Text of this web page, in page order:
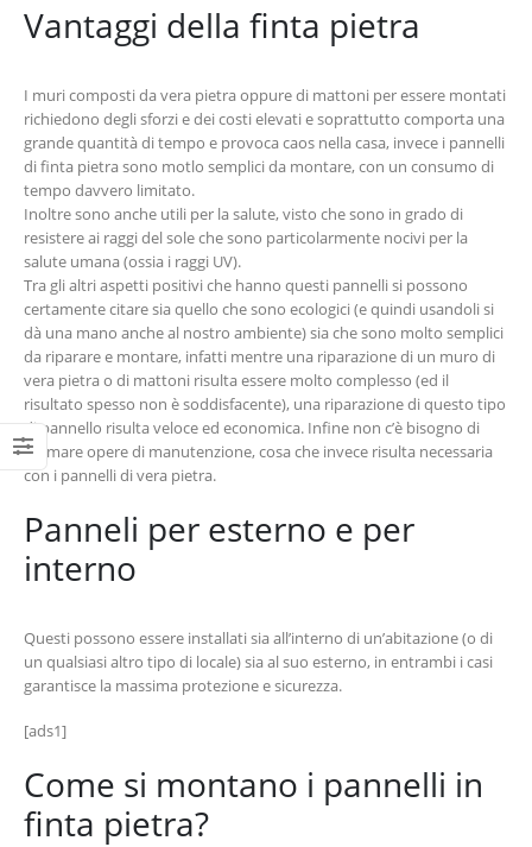
Vantaggi della finta pietra
I muri composti da vera pietra oppure di mattoni per essere montati
richiedono degli sforzi e dei costi elevati e soprattutto comporta una
grande quantità di tempo e provoca caos nella casa, invece i pannelli
di finta pietra sono motlo semplici da montare, con un consumo di
tempo davvero limitato.
Inoltre sono anche utili per la salute, visto che sono in grado di
resistere ai raggi del sole che sono particolarmente nocivi per la
salute umana (ossia i raggi UV).
Tra gli altri aspetti positivi che hanno questi pannelli si possono
certamente citare sia quello che sono ecologici (e quindi usandoli si
dà una mano anche al nostro ambiente) sia che sono molto semplici
da riparare e montare, infatti mentre una riparazione di un muro di
vera pietra o di mattoni risulta essere molto complesso (ed il
risultato spesso non è soddisfacente), una riparazione di questo tipo
di pannello risulta veloce ed economica. Infine non c’è bisogno di
ultimare opere di manutenzione, cosa che invece risulta necessaria
con i pannelli di vera pietra.
Panneli per esterno e per
interno
Questi possono essere installati sia all’interno di un’abitazione (o di
un qualsiasi altro tipo di locale) sia al suo esterno, in entrambi i casi
garantisce la massima protezione e sicurezza.
[ads1]
Come si montano i pannelli in
finta pietra?